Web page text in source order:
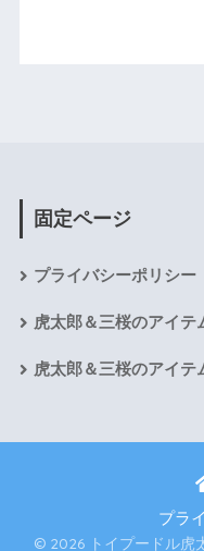
固定ページ
プライバシーポリシー
虎太郎＆三桜のアイテ
虎太郎＆三桜のアイテ
プラ
© 2026 トイプードル虎